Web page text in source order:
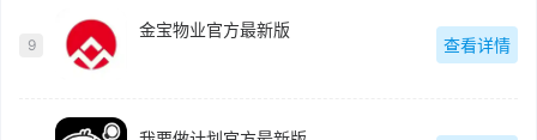
9
金宝物业官方最新版
查看详情